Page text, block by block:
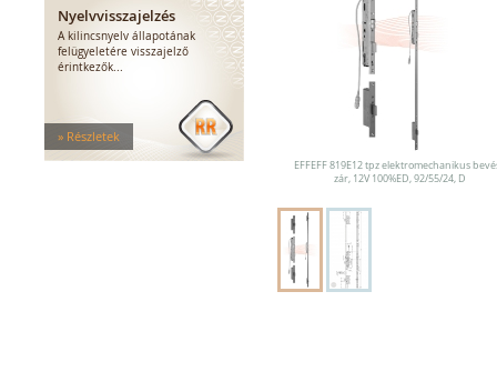
Elektromos bevéső zárak
Elektromechanikus bevéső
zárak
Elektromotoros bevéső zárak
MEDIATOR biztonsági zárak
Elektromágnesek
Elektromos zár kiegészítők
Nyelvvisszajelzés
A kilincsnyelv állapotának
felügyeletére visszajelző
érintkezők...
» Részletek
EFFEFF 819E12 tpz elektromechanikus
zár, 12V 100%ED, 92/55/24, D